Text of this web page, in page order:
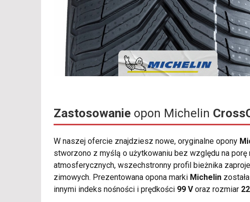
Zastosowanie opon Michelin
W naszej ofercie znajdziesz nowe, oryginalne opony
stworzono z myślą o użytkowaniu bez względu na
atmosferycznych, wszechstronny profil bieżnika
zimowych. Prezentowana opona marki Michelin
innymi indeks nośności i prędkości 99 Voraz rozmiar